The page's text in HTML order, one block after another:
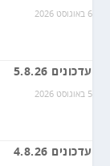
6 באוגוסט 2026
עדכונים 5.8.26
5 באוגוסט 2026
עדכונים 4.8.26